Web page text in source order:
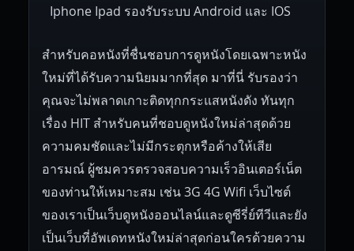
Iphone Ipad รองรับระบบ Android และ IOS
สำหรับคอหนังที่ชื่นชอบการดูหนังโดยเฉพาะหนัง
ใหม่ที่ได้รับความนิยมมากที่สุด มาที่นี่ รับรองว่า
คุณจะไม่พลาดเกาะติดทุกกระแสหนังดัง ทันทุก
เรื่อง HIT สำหรับคนที่ชอบดูหนังใหม่ล่าสุดด้วย
ความคมชัดและไม่มีกระตุกหรือค้างให้เสีย
อารมณ์ ผู้ชมควรตรวจสอบความเร็วอินเตอร์เน็ต
ของท่านให้เหมาะสม เช่น 3G 4G Wifi เว็บไซต์
ของเราเป็นเว็บดูหนังออนไลน์และดูซีรี่ย์ทีวีและยัง
เป็นเว็บที่อัพเดทหนังใหม่ล่าสุดก่อนใครด้วยความ